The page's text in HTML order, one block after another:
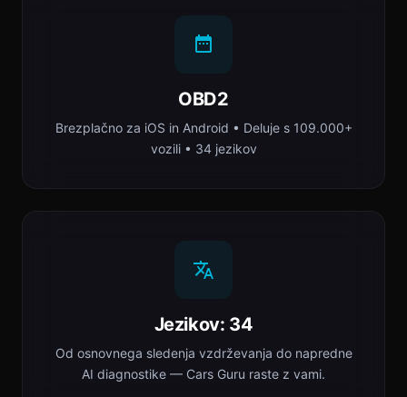
OBD2
Brezplačno za iOS in Android • Deluje s 109.000+
vozili • 34 jezikov
Jezikov: 34
Od osnovnega sledenja vzdrževanja do napredne
AI diagnostike — Cars Guru raste z vami.